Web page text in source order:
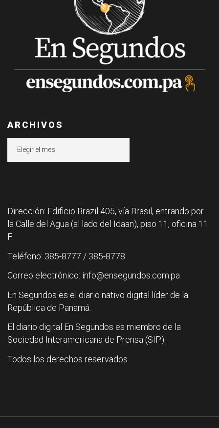
ARCHIVOS
Dirección: Edificio Brazil 405, vía Brasil, entrando por
la Calle del Agua (al lado del Idaan), piso 11, oficina 11
F.
Teléfono: 385-8777 / 385-8778
Correo electrónico: info@ensegundos.com.pa
En Segundos es el diario nativo digital líder de la
República de Panamá.
El diario digital En Segundos es miembro de la
Sociedad Interamericana de Prensa (SIP).
Todos los derechos reservados.